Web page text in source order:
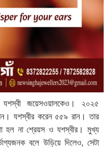
যশস্বী জয়েসওয়ালকেও। ২০২৫
যশস্বীর করেন ৫৫৯ রান। তার
হল না শ্রেয়স ও যশস্বীর। মুখ্য
বলে উড়িয়ে দিলেও, সেটা